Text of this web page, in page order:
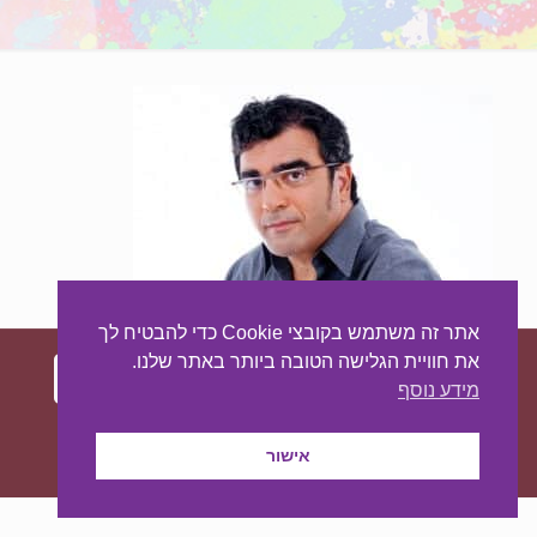
עיצוב ובניית האתר:מאסטר סייט - יצירת נוכחות
באינטרנט
אתר זה משתמש בקובצי Cookie כדי להבטיח לך
את חוויית הגלישה הטובה ביותר באתר שלנו.
מידע נוסף
אישור